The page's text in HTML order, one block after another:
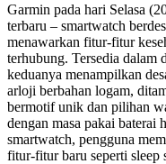
Garmin pada hari Selasa
terbaru – smartwatch
menawarkan fitur-fitur
terhubung. Tersedia
keduanya menampilkan
arloji berbahan logam,
bermotif unik dan pilihan
dengan masa pakai baterai
smartwatch, pengguna
fitur-fitur baru seperti sleep